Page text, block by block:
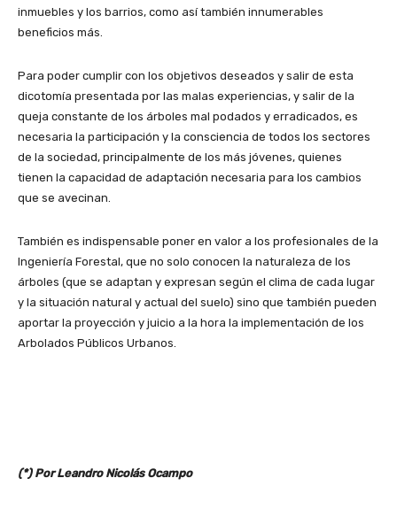
inmuebles y los barrios, como así también innumerables
beneficios más.
Para poder cumplir con los objetivos deseados y salir de esta
dicotomía presentada por las malas experiencias, y salir de la
queja constante de los árboles mal podados y erradicados, es
necesaria la participación y la consciencia de todos los sectores
de la sociedad, principalmente de los más jóvenes, quienes
tienen la capacidad de adaptación necesaria para los cambios
que se avecinan.
También es indispensable poner en valor a los profesionales de la
Ingeniería Forestal, que no solo conocen la naturaleza de los
árboles (que se adaptan y expresan según el clima de cada lugar
y la situación natural y actual del suelo) sino que también pueden
aportar la proyección y juicio a la hora la implementación de los
Arbolados Públicos Urbanos.
(*) Por Leandro Nicolás Ocampo